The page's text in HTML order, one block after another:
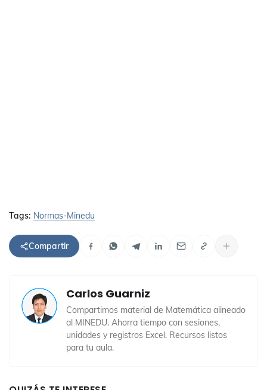
Tags: Normas-Minedu
Compartir
Carlos Guarniz
Compartimos material de Matemática alineado
al MINEDU. Ahorra tiempo con sesiones,
unidades y registros Excel. Recursos listos
para tu aula.